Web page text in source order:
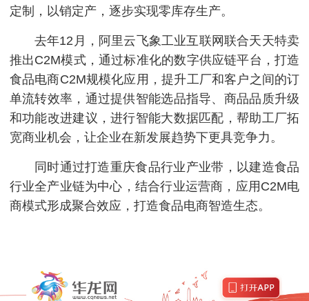
定制，以销定产，逐步实现零库存生产。
去年12月，阿里云飞象工业互联网联合天天特卖
推出C2M模式，通过标准化的数字供应链平台，打造
食品电商C2M规模化应用，提升工厂和客户之间的订
单流转效率，通过提供智能选品指导、商品品质升级
和功能改进建议，进行智能大数据匹配，帮助工厂拓
宽商业机会，让企业在新发展趋势下更具竞争力。
同时通过打造重庆食品行业产业带，以建造食品
行业全产业链为中心，结合行业运营商，应用C2M电
商模式形成聚合效应，打造食品电商智造生态。